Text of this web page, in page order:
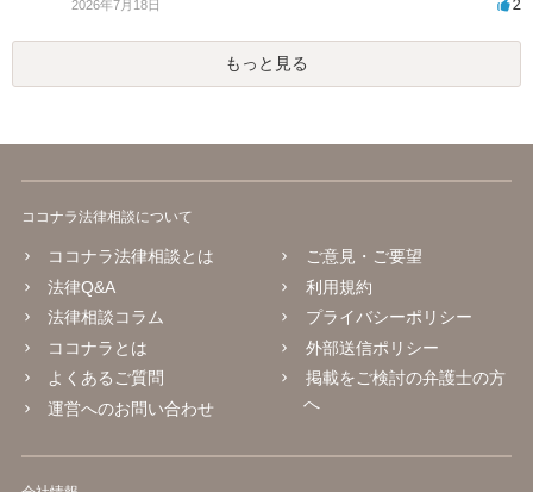
2026年7月18日 2
もっと見る
ココナラ法律相談について
ココナラ法律相談とは
法律Q&A
法律相談コラム
ココナラとは
よくあるご質問
運営へのお問い合わせ
ご意見・ご要望
利用規約
プライバシーポリシー
外部送信ポリシー
掲載をご検討の弁護士の方
へ